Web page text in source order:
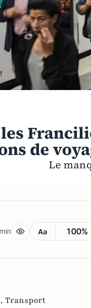
de
Le
Aa 100%
Transport